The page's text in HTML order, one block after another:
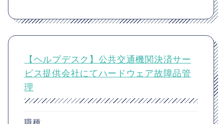
【ヘルプデスク】公共交通機関決済サー
ビス提供会社にてハードウェア故障品管
理